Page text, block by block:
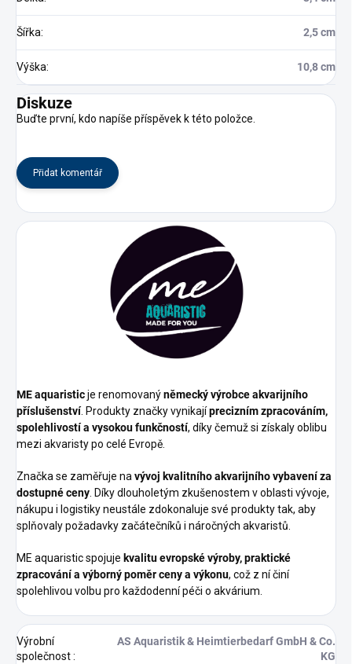
Šířka: 2,5 cm
Výška: 10,8 cm
Diskuze
Buďte první, kdo napíše příspěvek k této položce.
Přidat komentář
ME aquaristicje renomovanýněmecký výrobce akvarijního
příslušenství. Produkty značky vynikajíprecizním zpracováním,
spolehlivostí a vysokou funkčností, díky čemuž si získaly oblibu
mezi akvaristy po celé Evropě.
Značka se zaměřuje navývoj kvalitního akvarijního vybavení za
dostupné ceny. Díky dlouholetým zkušenostem v oblasti vývoje,
nákupu i logistiky neustále zdokonaluje své produkty tak, aby
splňovaly požadavky začátečníků i náročných akvaristů.
ME aquaristic spojuje kvalitu evropské výroby, praktické
zpracování a výborný poměr ceny a výkonu, což z ní činí
spolehlivou volbu pro každodenní péči o akvárium.
Výrobní
společnost:
AS Aquaristik & Heimtierbedarf GmbH & Co.
KG